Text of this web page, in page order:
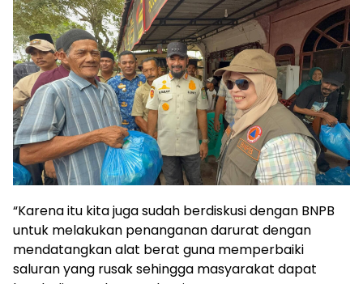
“Karena itu kita juga sudah berdiskusi dengan BNPB
untuk melakukan penanganan darurat dengan
mendatangkan alat berat guna memperbaiki
saluran yang rusak sehingga masyarakat dapat